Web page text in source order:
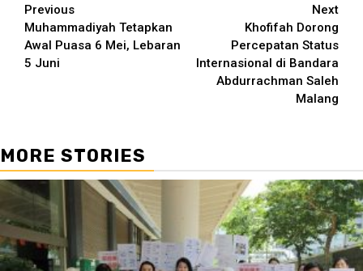
Continue
Reading
Previous
Muhammadiyah Tetapkan
Awal Puasa 6 Mei, Lebaran
5 Juni
Next
Khofifah Dorong
Percepatan Status
Internasional di Bandara
Abdurrachman Saleh
Malang
MORE STORIES